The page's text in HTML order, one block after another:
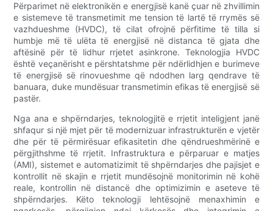
Përparimet në elektronikën e energjisë kanë çuar në zhvillimin
e sistemeve të transmetimit me tension të lartë të rrymës së
vazhdueshme (HVDC), të cilat ofrojnë përfitime të tilla si
humbje më të ulëta të energjisë në distanca të gjata dhe
aftësinë për të lidhur rrjetet asinkrone. Teknologjia HVDC
është veçanërisht e përshtatshme për ndërlidhjen e burimeve
të energjisë së rinovueshme që ndodhen larg qendrave të
banuara, duke mundësuar transmetimin efikas të energjisë së
pastër.
Nga ana e shpërndarjes, teknologjitë e rrjetit inteligjent janë
shfaqur si një mjet për të modernizuar infrastrukturën e vjetër
dhe për të përmirësuar efikasitetin dhe qëndrueshmërinë e
përgjithshme të rrjetit. Infrastruktura e përparuar e matjes
(AMI), sistemet e automatizimit të shpërndarjes dhe pajisjet e
kontrollit në skajin e rrjetit mundësojnë monitorimin në kohë
reale, kontrollin në distancë dhe optimizimin e aseteve të
shpërndarjes. Këto teknologji lehtësojnë menaxhimin e